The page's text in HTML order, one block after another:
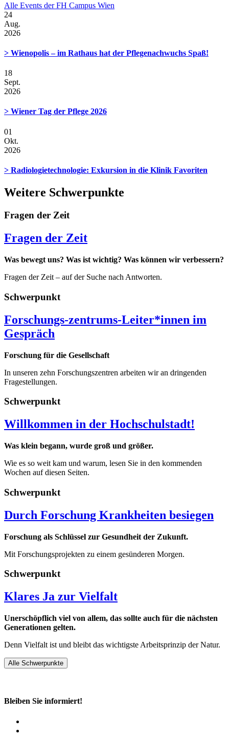
Alle Events der FH Campus Wien
24
Aug.
2026
> Wienopolis – im Rathaus hat der Pflegenachwuchs Spaß!
18
Sept.
2026
> Wiener Tag der Pflege 2026
01
Okt.
2026
> Radiologietechnologie: Exkursion in die Klinik Favoriten
Weitere Schwerpunkte
Fragen der Zeit
Fragen der Zeit
Was bewegt uns? Was ist wichtig? Was können wir verbessern?
Fragen der Zeit – auf der Suche nach Antworten.
Schwerpunkt
Forschungs-zentrums-Leiter*innen im
Gespräch
Forschung für die Gesellschaft
In unseren zehn Forschungszentren arbeiten wir an dringenden
Fragestellungen.
Schwerpunkt
Willkommen in der Hochschulstadt!
Was klein begann, wurde groß und größer.
Wie es so weit kam und warum, lesen Sie in den kommenden
Wochen auf diesen Seiten.
Schwerpunkt
Durch Forschung Krankheiten besiegen
Forschung als Schlüssel zur Gesundheit der Zukunft.
Mit Forschungsprojekten zu einem gesünderen Morgen.
Schwerpunkt
Klares Ja zur Vielfalt
Unerschöpflich viel von allem, das sollte auch für die nächsten
Generationen gelten.
Denn Vielfalt ist und bleibt das wichtigste Arbeitsprinzip der Natur.
Alle Schwerpunkte
Bleiben Sie informiert!